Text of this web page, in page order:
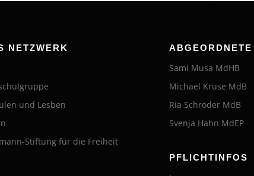
NETZWERK
und Lesben
Stiftung für die Freiheit
ABGEORDNETE
Sami Musa MdHB
Michael Kruse MdB
Ria Schröder MdB
Svenja Hahn MdEP
PFLICHTINFOS